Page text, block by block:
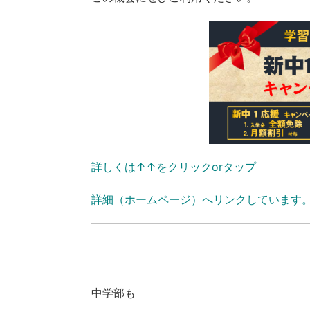
詳しくは↑↑をクリックorタップ
詳細（ホームページ）へリンクしています
中学部も